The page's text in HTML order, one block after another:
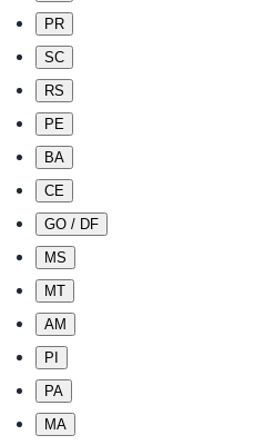
PR
SC
RS
PE
BA
CE
GO / DF
MS
MT
AM
PI
PA
MA